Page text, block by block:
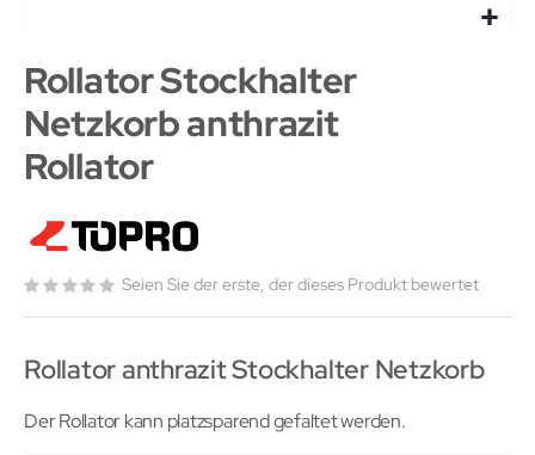
Rollator Stockhalter
Netzkorb anthrazit
Rollator
Seien Sie der erste, der dieses Produkt bewertet
Rollator anthrazit Stockhalter Netzkorb
Der Rollator kann platzsparend gefaltet werden.